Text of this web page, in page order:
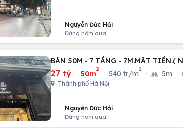
Nguyễn Đức Hải
Đăng hôm qua
BÁN 50M - 7 TẦNG - 7M.MẶT TIỀN.(
27 tỷ · 50m
2
· 540 tr/m
2
· 5m ·
Thành phố Hà Nội
Nguyễn Đức Hải
Đăng hôm qua